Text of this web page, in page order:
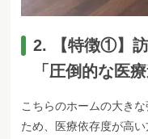
2. 【特徴①】
「圧倒的な医
こちらのホームの大き
ため、医療依存度が高